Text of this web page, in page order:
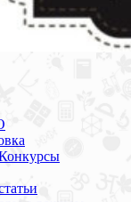
ОГЭ, ВПР, МЦКО,